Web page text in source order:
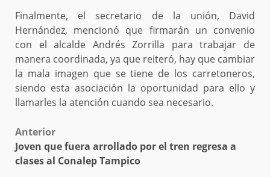
Finalmente, el secretario de la unión, David
Hernández, mencionó que firmarán un convenio
con el alcalde Andrés Zorrilla para trabajar de
manera coordinada, ya que reiteró, hay que cambiar
la mala imagen que se tiene de los carretoneros,
siendo esta asociación la oportunidad para ello y
llamarles la atención cuando sea necesario.
Post
navigation
Anterior
Joven que fuera arrollado por el tren regresa a
clases al Conalep Tampico